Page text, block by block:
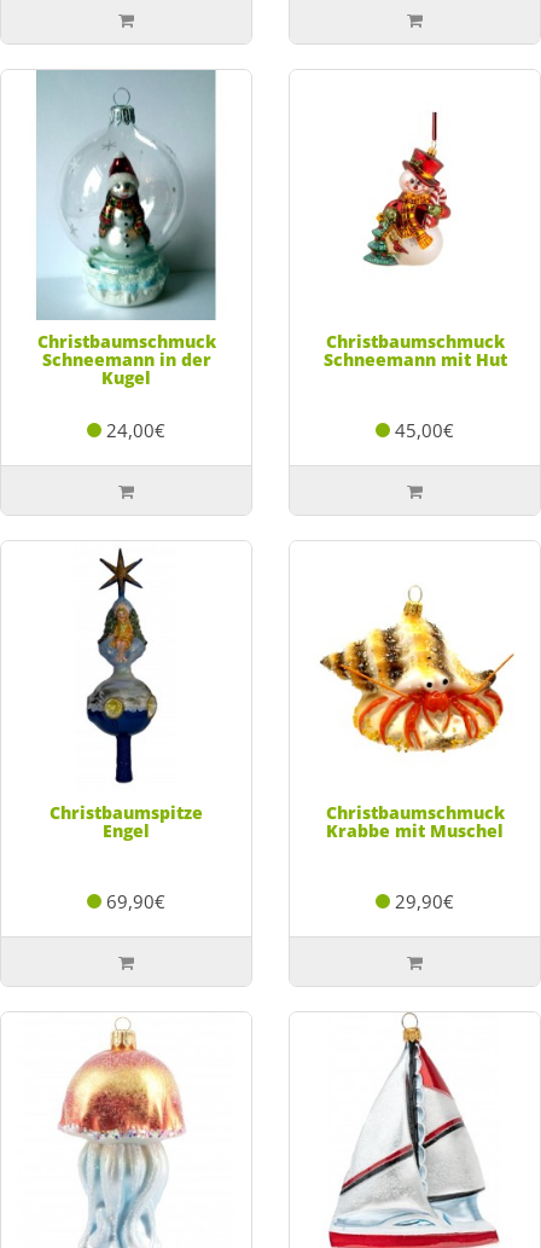
Christbaumschmuck
Schneemann in der
Kugel
24,00€
Christbaumschmuck
Schneemann mit Hut
45,00€
Christbaumspitze
Engel
69,90€
Christbaumschmuck
Krabbe mit Muschel
29,90€